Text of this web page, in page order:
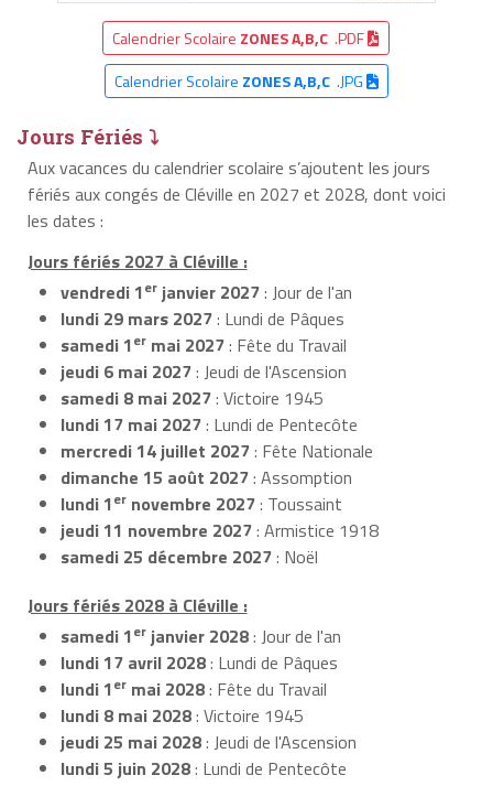
Calendrier Scolaire ZONES A,B,C .PDF
Calendrier Scolaire ZONES A,B,C.JPG
Jours Fériés ⤵
Aux vacances du calendrier scolaire s’ajoutent les jours
fériés aux congés de Cléville en 2027 et 2028, dont voici
les dates :
Jours fériés 2027 à Cléville :
vendredi 1er janvier 2027: Jour de l'an
lundi 29 mars 2027: Lundi de Pâques
samedi 1er mai 2027: Fête du Travail
jeudi 6 mai 2027: Jeudi de l'Ascension
samedi 8 mai 2027: Victoire 1945
lundi 17 mai 2027: Lundi de Pentecôte
mercredi 14 juillet 2027: Fête Nationale
dimanche 15 août 2027: Assomption
lundi 1er novembre 2027: Toussaint
jeudi 11 novembre 2027: Armistice 1918
samedi 25 décembre 2027: Noël
Jours fériés 2028 à Cléville :
samedi 1er janvier 2028: Jour de l'an
lundi 17 avril 2028: Lundi de Pâques
lundi 1er mai 2028: Fête du Travail
lundi 8 mai 2028: Victoire 1945
jeudi 25 mai 2028: Jeudi de l'Ascension
lundi 5 juin 2028: Lundi de Pentecôte